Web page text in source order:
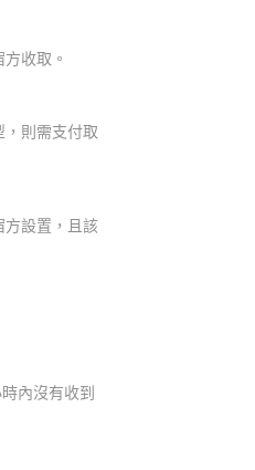
收取。
則需支付取
方設置，且該
內沒有收到